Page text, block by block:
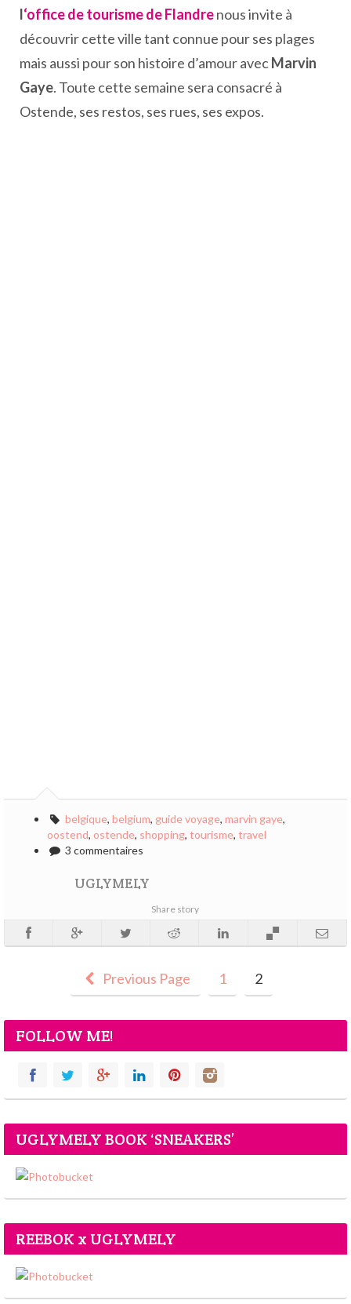
l‘office de tourisme de Flandrenous invite à
découvrir cette ville tant connue pour ses plages
mais aussi pour son histoire d’amour avecMarvin
Gaye. Toute cette semaine sera consacré à
Ostende, ses restos, ses rues, ses expos.
belgique, belgium, guide voyage, marvin gaye,
oostend, ostende, shopping, tourisme, travel
3 commentaires
UGLYMELY
Share story
Previous Page 1 2
FOLLOW ME!
UGLYMELY BOOK ‘SNEAKERS’
REEBOK x UGLYMELY